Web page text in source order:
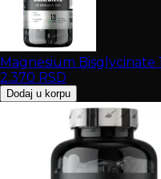
Magnesium Bisglycinate
2.370 RSD
Dodaj u korpu